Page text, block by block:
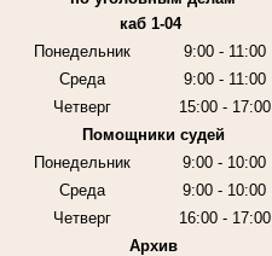
каб 1-04
Понедельник
9:00 - 11:00
Среда
9:00 - 11:00
Четверг
15:00 - 17:00
Помощники судей
Понедельник
9:00 - 10:00
Среда
9:00 - 10:00
Четверг
16:00 - 17:00
Архив